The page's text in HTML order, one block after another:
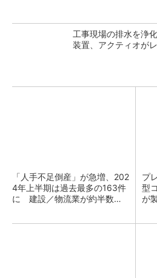
工事現場の排水を浄
装置、アクティオが
「人手不足倒産」が急増、202
4年上半期は過去最多の163件
に 建設／物流業が約半数占
プ
型
が